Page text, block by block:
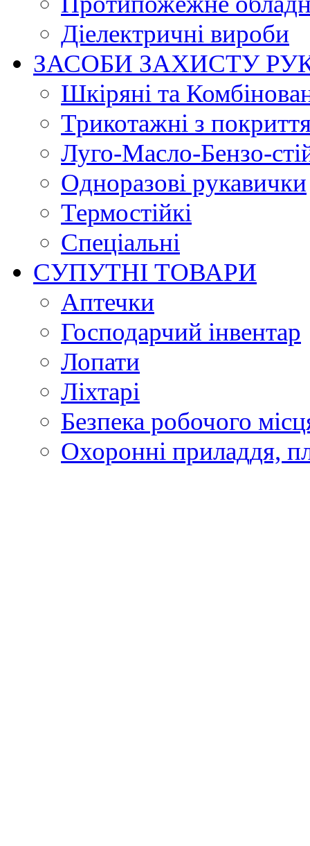
Діелектричні вироби
ЗАСОБИ ЗАХИСТУ
Шкіряні та
Трикотажні з
Луго-Масло-Бензо-
Одноразові рукавички
Термостійкі
Спеціальні
СУПУТНІ ТОВАРИ
Аптечки
Господарчий інвентар
Лопати
Ліхтарі
Безпека робочого
Охоронні приладдя,